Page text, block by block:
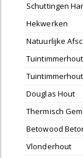
Schuttingen
Hekwerken
Natuurlijke
Douglas Hout
Thermisch
Betowood
Vlonderhout